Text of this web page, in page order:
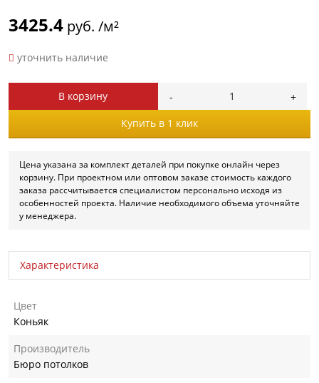
3425.4 руб. /м²
уточнить наличие
В корзину
Купить в 1 клик
Цена указана за комплект деталей при покупке онлайн через
корзину. При проектном или оптовом заказе стоимость каждого
заказа рассчитывается специалистом персонально исходя из
особенностей проекта. Наличие необходимого объема уточняйте
у менеджера.
Характеристика
Цвет
Коньяк
Производитель
Бюро потолков